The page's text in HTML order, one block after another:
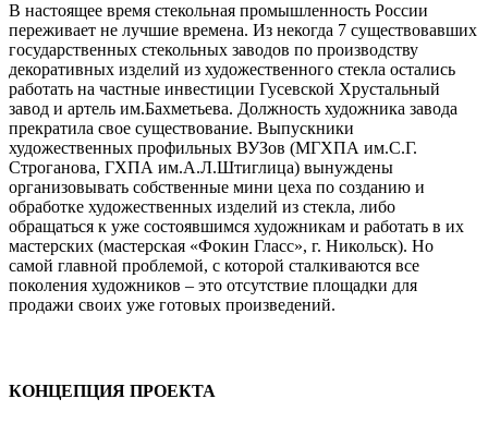
В настоящее время стекольная промышленность России
переживает не лучшие времена. Из некогда 7 существовавших
государственных стекольных заводов по производству
декоративных изделий из художественного стекла остались
работать на частные инвестиции Гусевской Хрустальный
завод и артель им.Бахметьева. Должность художника завода
прекратила свое существование. Выпускники
художественных профильных ВУЗов (МГХПА им.С.Г.
Строганова, ГХПА им.А.Л.Штиглица) вынуждены
организовывать собственные мини цеха по созданию и
обработке художественных изделий из стекла, либо
обращаться к уже состоявшимся художникам и работать в их
мастерских (мастерская «Фокин Гласс», г. Никольск). Но
самой главной проблемой, с которой сталкиваются все
поколения художников – это отсутствие площадки для
продажи своих уже готовых произведений.
КОНЦЕПЦИЯ ПРОЕКТА